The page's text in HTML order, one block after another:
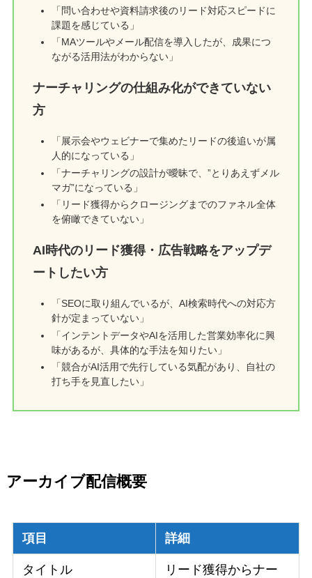
「問い合わせや資料請求後のリード対応スピードに
課題を感じている」
「MAツールやメール配信を導入したが、成果につ
ながる活用法がわからない」
ナーチャリングの仕組み化ができていない
方
「展示会やウェビナーで集めたリードの後追いが属
人的になっている」
「ナーチャリングの設計が曖昧で、”とりあえずメル
マガ”になっている」
「リード獲得からクロージングまでのファネル全体
を俯瞰できていない」
AI時代のリード獲得・広告戦略をアップデ
ートしたい方
「SEOに取り組んでいるが、AI検索時代への対応方
針が定まっていない」
「インテントデータやAIを活用した営業効率化に興
味があるが、具体的な手法を知りたい」
「競合がAI活用で先行している気配があり、自社の
打ち手を見直したい」
アーカイブ配信概要
項目 詳細
タイトル リード獲得からナー